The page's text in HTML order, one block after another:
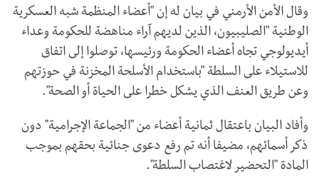
وقال الأمن الأرمني في بيان له إن "أعضاء المنظمة شبه العسكرية
الوطنية "الصليبيون، الذين لديهم آراء مناهضة للحكومة وعداء
أيديولوجي تجاه أعضاء الحكومة ورئيسها، توصلوا إلى اتفاق
للاستيلاء على السلطة "باستخدام الأسلحة المخزنة في حوزتهم
وعن طريق العنف الذي يشكل خطرا على الحياة أو الصحة".
وأفاد البيان باعتقال ثمانية أعضاء من "الجماعة الإجرامية" دون
ذكر أسمائهم، مضيفا أنه تم رفع دعوى جنائية بحقهم بموجب
المادة "التحضير لاغتصاب السلطة".